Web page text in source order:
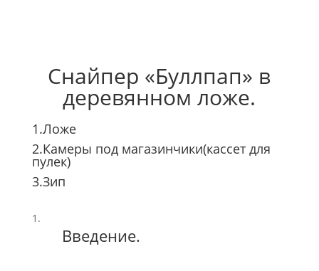
Снайпер «Буллпап» в
деревянном ложе.
1.Ложе
2.Камеры под магазинчики(кассет для
пулек)
3.Зип
Введение.